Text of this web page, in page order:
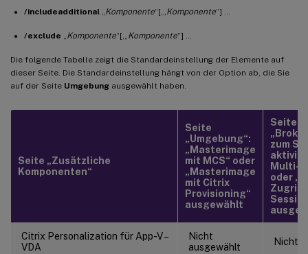
/includeadditional Komponente“[,„ Komponente“] …
/exclude Komponente“[,„ Komponente“] …
Die folgende Tabelle zeigt die Standardeinstellung der Elemente auf
dieser Seite. Die Standardeinstellung hängt von der Option ab, die Sie
auf der Seite Umgebung ausgewählt haben.
Seite „Zusätzliche
Komponenten“
Seite
„Umgebung“:
„Masterimage
mit MCS“ oder
„Masterimage
mit Citrix
Provisioning“
ausgewählt
Seite
zum
Multi-
oder
Citrix Personalization für App-V –
VDA
Nicht
ausgewählt
Nicht